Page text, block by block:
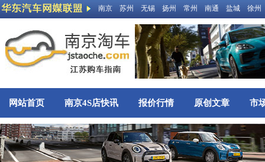
南京 苏州 无锡 扬州 常州 南通 盐城 徐州
网站首页 南京4S店快讯 报价行情 原创文章 市